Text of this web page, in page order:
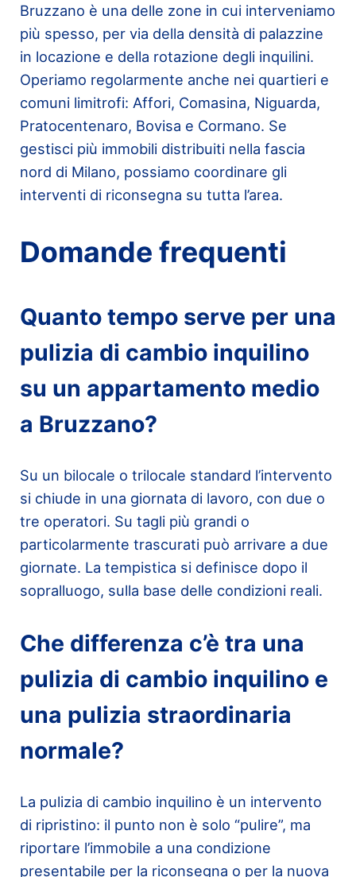
Bruzzano è una delle zone in cui interveniamo
più spesso, per via della densità di palazzine
in locazione e della rotazione degli inquilini.
Operiamo regolarmente anche nei quartieri e
comuni limitrofi: Affori, Comasina, Niguarda,
Pratocentenaro, Bovisa e Cormano. Se
gestisci più immobili distribuiti nella fascia
nord di Milano, possiamo coordinare gli
interventi di riconsegna su tutta l’area.
Domande frequenti
Quanto tempo serve per una
pulizia di cambio inquilino
su un appartamento medio
a Bruzzano?
Su un bilocale o trilocale standard l’intervento
si chiude in una giornata di lavoro, con due o
tre operatori. Su tagli più grandi o
particolarmente trascurati può arrivare a due
giornate. La tempistica si definisce dopo il
sopralluogo, sulla base delle condizioni reali.
Che differenza c’è tra una
pulizia di cambio inquilino e
una pulizia straordinaria
normale?
La pulizia di cambio inquilino è un intervento
di ripristino: il punto non è solo “pulire”, ma
riportare l’immobile a una condizione
presentabile per la riconsegna o per la nuova